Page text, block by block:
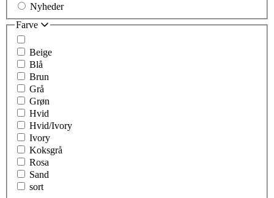
Nyheder
Farve
Beige
Blå
Brun
Grå
Grøn
Hvid
Hvid/Ivory
Ivory
Koksgrå
Rosa
Sand
sort